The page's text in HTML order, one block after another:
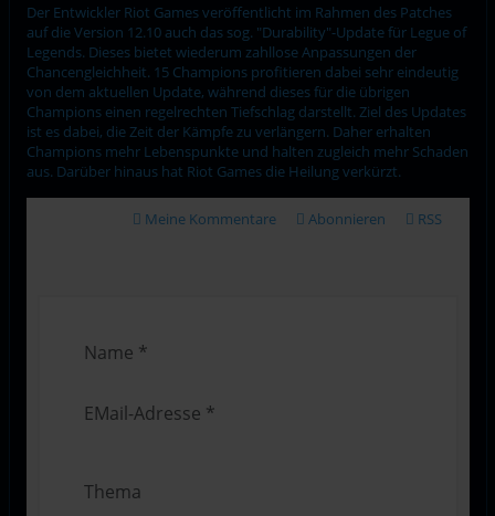
Der Entwickler Riot Games veröffentlicht im Rahmen des Patches
auf die Version 12.10 auch das sog. "Durability"-Update für Legue of
Legends. Dieses bietet wiederum zahllose Anpassungen der
Chancengleichheit. 15 Champions profitieren dabei sehr eindeutig
von dem aktuellen Update, während dieses für die übrigen
Champions einen regelrechten Tiefschlag darstellt. Ziel des Updates
ist es dabei, die Zeit der Kämpfe zu verlängern. Daher erhalten
Champions mehr Lebenspunkte und halten zugleich mehr Schaden
aus. Darüber hinaus hat Riot Games die Heilung verkürzt.
Meine Kommentare Abonnieren RSS